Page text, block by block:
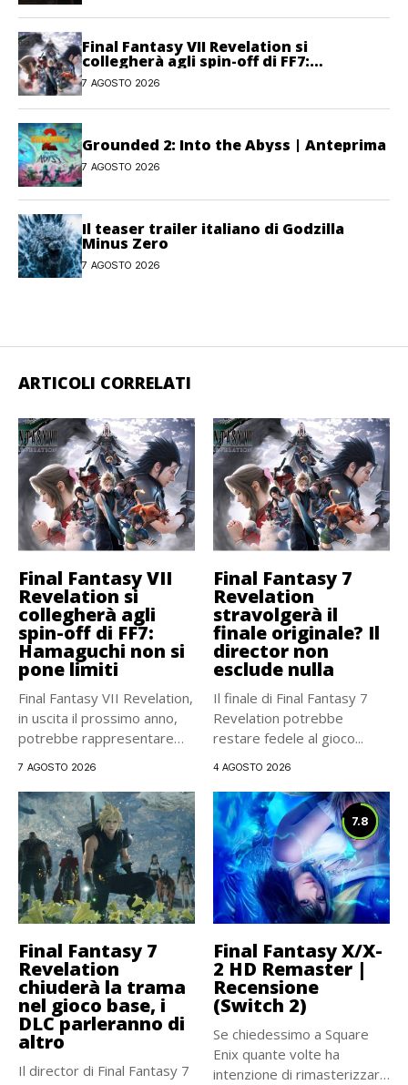
Final Fantasy VII Revelation si
collegherà agli spin-off di FF7:
Hamaguchi non si pone limiti
7 AGOSTO 2026
Grounded 2: Into the Abyss | Anteprima
7 AGOSTO 2026
Il teaser trailer italiano di Godzilla
Minus Zero
7 AGOSTO 2026
ARTICOLI CORRELATI
Final Fantasy VII
Revelation si
collegherà agli
spin-off di FF7:
Hamaguchi non si
pone limiti
Final Fantasy VII Revelation,
in uscita il prossimo anno,
potrebbe rappresentare
7 AGOSTO 2026
Final Fantasy 7
Revelation
stravolgerà il
finale originale? Il
director non
esclude nulla
Il finale di Final Fantasy 7
Revelation potrebbe
restare fedele al gioco...
4 AGOSTO 2026
Final Fantasy 7
Revelation
chiuderà la trama
nel gioco base, i
DLC parleranno di
altro
Il director di Final Fantasy 7
7.8
Final Fantasy X/X-
2 HD Remaster |
Recensione
(Switch 2)
Se chiedessimo a Square
Enix quante volte ha
intenzione di rimasterizzare